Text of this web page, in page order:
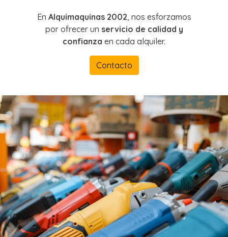
En Alquimaquinas 2002, nos esforzamos
por ofrecer un servicio de calidad y
confianza en cada alquiler.
Contacto